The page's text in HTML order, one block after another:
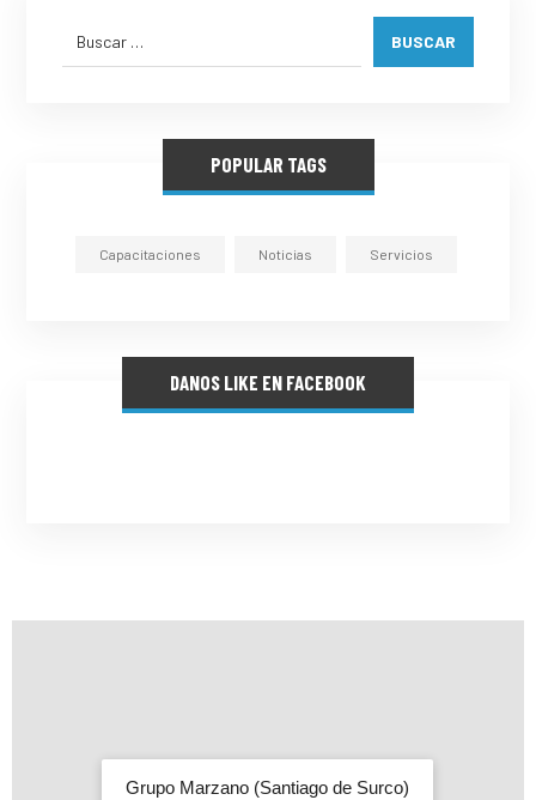
BUSCAR
POPULAR TAGS
Capacitaciones Noticias Servicios
DANOS LIKE EN FACEBOOK
Grupo Marzano (Santiago de Surco)